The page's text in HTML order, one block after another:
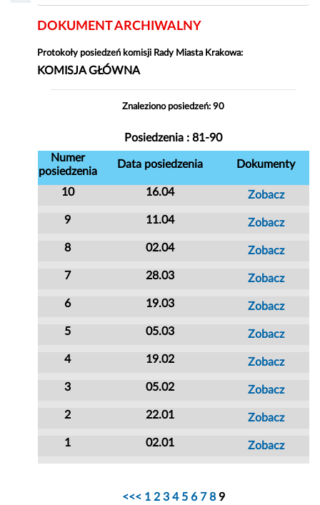
DOKUMENT ARCHIWALNY
Protokoły posiedzeń komisji Rady Miasta Krakowa:
KOMISJA GŁÓWNA
Znaleziono posiedzeń: 90
Posiedzenia : 81-90
Numer
posiedzenia
Data posiedzenia Dokumenty
10 16.04 Zobacz
9 11.04 Zobacz
8 02.04 Zobacz
7 28.03 Zobacz
6 19.03 Zobacz
5 05.03 Zobacz
4 19.02 Zobacz
3 05.02 Zobacz
2 22.01 Zobacz
1 02.01 Zobacz
<<< 1 2 3 4 5 6 789